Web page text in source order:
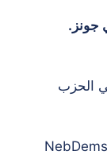
جونز.
الحزب
إذا كنت ترغب في تلقي أخبار #NebDems